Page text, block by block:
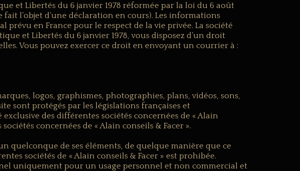
et Libertés du 6 janvier 1978 réformée par la loi du 6 août
fait l’objet d’une déclaration en cours). Les informations
en France pour le respect de la vie privée. La société
et Libertés du 6 janvier 1978, vous disposez d’un droit
Vous pouvez exercer ce droit en envoyant un courrier à :
logos, graphismes, photographies, plans, vidéos, sons,
sont protégés par les législations françaises et
des différentes sociétés concernées de « Alain
concernées de « Alain conseils & Facer ».
quelconque de ses éléments, de quelque manière que ce
sociétés de « Alain conseils & Facer » est prohibée.
uniquement pour un usage personnel et non commercial et